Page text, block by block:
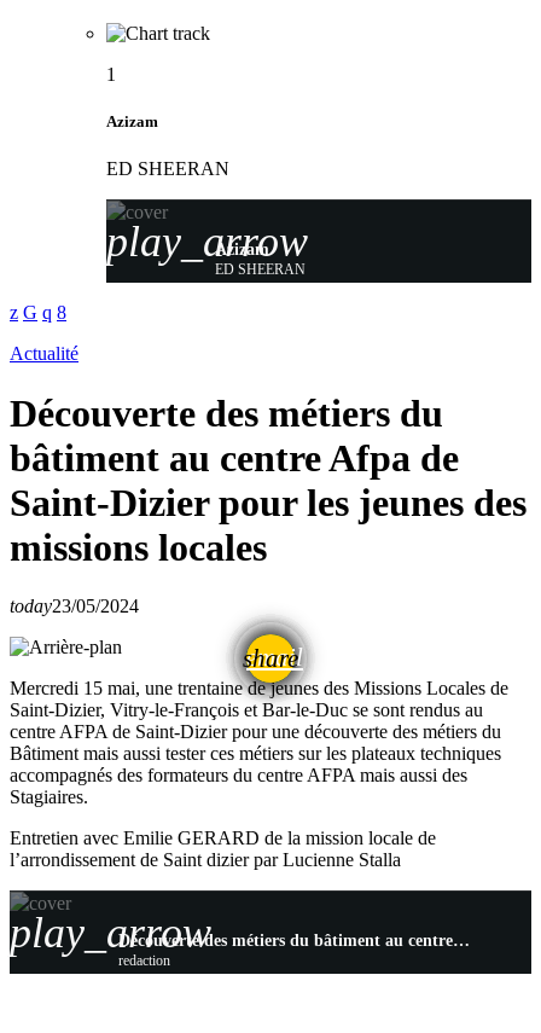
1
Azizam
ED SHEERAN
play_arrow
Azizam
ED SHEERAN
Actualité
Découverte des métiers du
bâtiment au centre Afpa de
Saint-Dizier pour les jeunes des
missions locales
today23/05/2024
share
email
Mercredi 15 mai, une trentaine de jeunes des Missions Locales de
Saint-Dizier, Vitry-le-François et Bar-le-Duc se sont rendus au
centre AFPA de Saint-Dizier pour une découverte des métiers du
Bâtiment mais aussi tester ces métiers sur les plateaux techniques
accompagnés des formateurs du centre AFPA mais aussi des
Stagiaires.
Entretien avec Emilie GERARD de la mission locale de
l’arrondissement de Saint dizier par Lucienne Stalla
play_arrow Découverte des métiers du bâtiment au centre Afpa de Saint-Dizier pour les jeunes des missions locales
redaction